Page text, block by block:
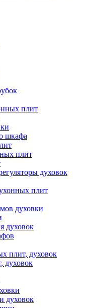
плит
шкафа
плит
духовок
плит
духовки
духовок
плит, духовок
духовок
духовок